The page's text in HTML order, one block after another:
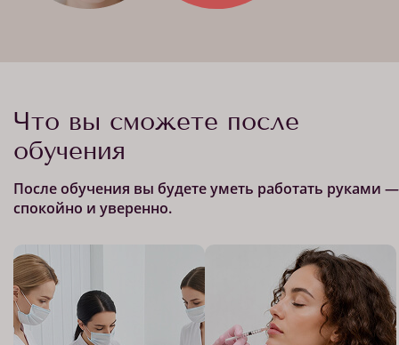
Что вы сможете после
обучения
После обучения вы будете уметь работать руками —
спокойно и уверенно.